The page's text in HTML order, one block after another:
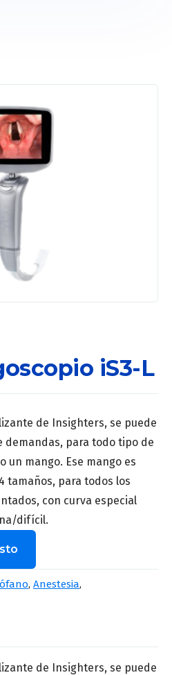
iS3-L
de Insighters, se puede
demandas, para todo tipo de
un mango. Ese mango es
tamaños, para todos los
con curva especial
difícil.
, Anestesia,
de Insighters, se puede